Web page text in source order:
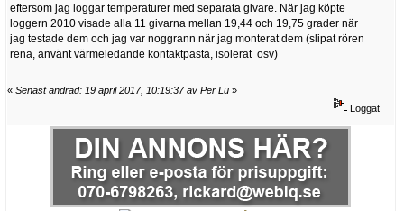
eftersom jag loggar temperaturer med separata givare. När jag köpte
loggern 2010 visade alla 11 givarna mellan 19,44 och 19,75 grader när
jag testade dem och jag var noggrann när jag monterat dem (slipat rören
rena, använt värmeledande kontaktpasta, isolerat osv)
« Senast ändrad: 19 april 2017, 10:19:37 av Per Lu »
Loggat